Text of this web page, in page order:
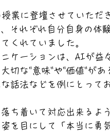
業に登壇させていただ
それぞれ自分自身の体
くれていました。
ケーションは、AIが益
切な"意味"や"価値"があ
話法などを例にとって
ち着いて対応出来るよ
を目にして「本当に勇